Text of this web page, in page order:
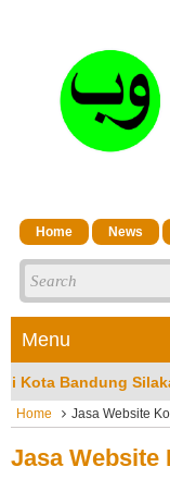
Home News
Menu
Bisa
Home Jasa Website
Jasa Website